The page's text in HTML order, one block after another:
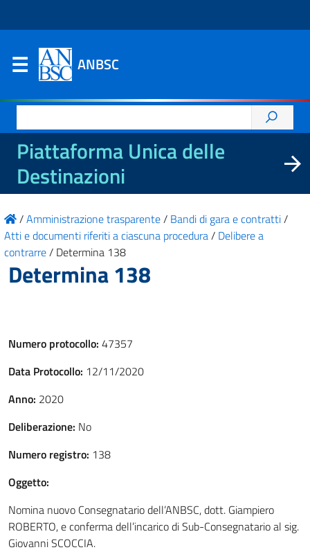
ANBSC
per:
Piattaforma Unica delle
Destinazioni
/Amministrazione trasparente/ Bandi di gara e contratti/
Atti e documenti riferiti a ciascuna procedura/ Delibere a
contrarre/ Determina 138
Determina 138
Numero protocollo: 47357
Data Protocollo: 12/11/2020
Anno: 2020
Deliberazione: No
Numero registro: 138
Oggetto:
Nomina nuovo Consegnatario dell’ANBSC, dott. Giampiero
ROBERTO, e conferma dell’incarico di Sub-Consegnatario al sig.
Giovanni SCOCCIA.